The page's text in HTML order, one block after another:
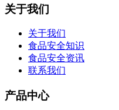
关于我们
关于我们
食品安全知识
食品安全资讯
联系我们
产品中心